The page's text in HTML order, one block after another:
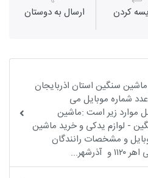
كردن ارسال به دوستان
سنگین استان اذربایجان
شرقیاین فایل دارای 24680 عدد شماره موبایل می
موارد زیر است :ماشین
- لوازم یدکی و خرید ماشین
و مشخصات رانندگان